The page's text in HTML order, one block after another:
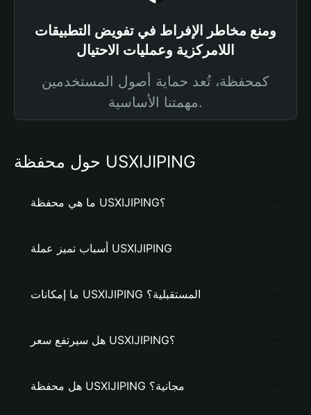
ومنع مخاطر الإفراط في تفويض التطبيقات
اللامركزية وعمليات الاحتيال
كمحفظة، تُعد حماية أصول المستخدمين
مهمتنا الأساسية.
حول محفظة USXIJIPING
ما هي محفظة USXIJIPING؟
أسباب تميز عملة USXIJIPING
ما إمكانات USXIJIPING المستقبلية؟
هل سيرتفع سعر USXIJIPING؟
هل محفظة USXIJIPING مجانية؟